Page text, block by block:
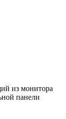
из монитора
панели